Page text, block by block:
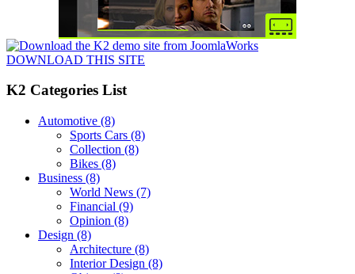
DOWNLOAD THIS SITE
K2 Categories List
Automotive (8)
Sports Cars (8)
Collection (8)
Bikes (8)
Business (8)
World News (7)
Financial (9)
Opinion (8)
Design (8)
Architecture (8)
Interior Design (8)